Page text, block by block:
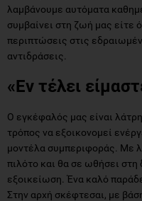
λαμβάνουμε αυτόματα
συμβαίνει στη ζωή μας είτε
περιπτώσεις στις
αντιδράσεις.
«Εν τέλει
Ο εγκέφαλός μας είναι
τρόπος να εξοικονομεί
μοντέλα συμπεριφοράς. Με
πιλότο και θα σε ωθήσει
εξοικείωση. Ένα καλό
Στην αρχή σκέφτεσαι, με